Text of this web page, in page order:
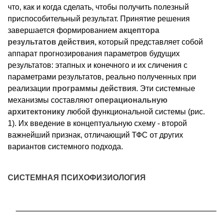
что, как и когда сделать, чтобы получить полезный
приспособительный результат. Принятие решения
завершается формированием акцептора
результатов действия, который представляет собой
аппарат прогнозирования параметров будущих
результатов: этапных и конечного и их сличения с
параметрами результатов, реально полученных при
реализации программы действия. Эти системные
механизмы составляют операциональную
архитектонику любой функциональной системы (рис.
1). Их введение в концептуальную схему - второй
важнейший признак, отличающий ТФС от других
вариантов системного подхода.
СИСТЕМНАЯ ПСИХОФИЗИОЛОГИЯ